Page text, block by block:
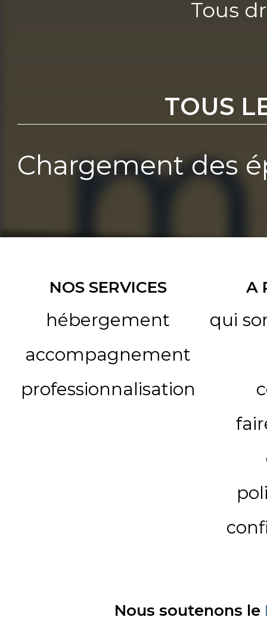
Tous
TOUS
Chargement des
NOS SERVICES
hébergement
accompagnement
professionnalisation
A
qui